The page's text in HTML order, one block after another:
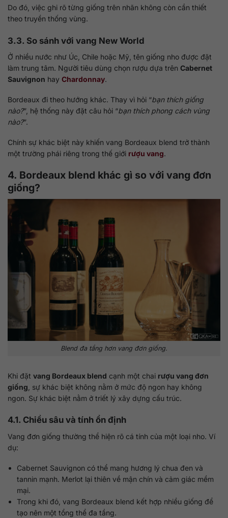
Do đó, việc ghi rõ từng giống trên nhãn không còn cần thiết
theo truyền thống vùng.
3.3. So sánh với vang New World
Ở nhiều nước như Úc, Chile hoặc Mỹ, tên giống nho được đặt
làm trung tâm. Người tiêu dùng chọn rượu dựa trên Cabernet
Sauvignon hay Chardonnay.
Bordeaux đi theo hướng khác. Thay vì hỏi “bạn thích giống
nào?”, hệ thống này đặt câu hỏi “bạn thích phong cách vùng
nào?”.
Chính sự khác biệt này khiến vang Bordeaux blend trở thành
một trường phái riêng trong thế giới rượu vang.
4. Bordeaux blend khác gì so với vang đơn
giống?
Blend đa tầng hơn vang đơn giống.
Khi đặt vang Bordeaux blend cạnh một chai rượu vang đơn
giống , sự khác biệt không nằm ở mức độ ngon hay không
ngon. Sự khác biệt nằm ở triết lý xây dựng cấu trúc.
4.1. Chiều sâu và tính ổn định
Vang đơn giống thường thể hiện rõ cá tính của một loại nho. Ví
dụ:
Cabernet Sauvignon có thể mang hương lý chua đen và
tannin mạnh. Merlot lại thiên về mận chín và cảm giác mềm
mại.
Trong khi đó, vang Bordeaux blend kết hợp nhiều giống để
tạo nên một tổng thể đa tầng.